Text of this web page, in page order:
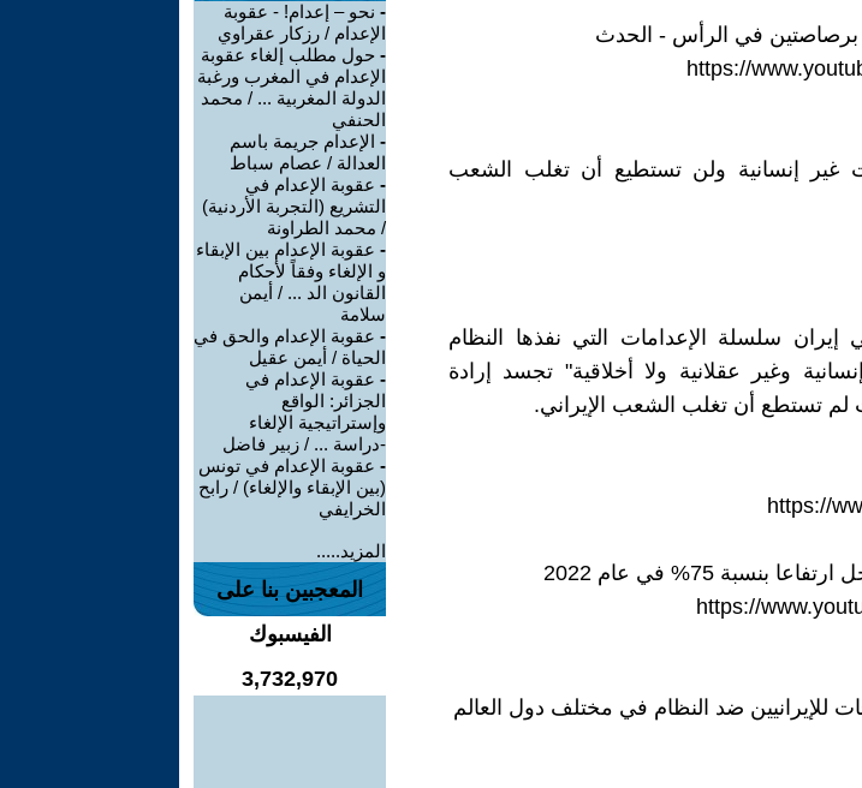
برصاصتين في الرأس - الحدث
https://
غير إنسانية ولن تستطيع أن تغلب الشعب
إيران سلسلة الإعدامات التي نفذها النظام
وغير عقلانية ولا أخلاقية" تجسد إرادة
لم تستطع أن تغلب الشعب الإيراني.
https://
75% في عام 2022
https://
- نحو – إعدام! - عقوبة
الإعدام / رزكار عقراوي
- حول مطلب إلغاء عقوبة
الإعدام في المغرب ورغبة
الدولة المغربية ... / محمد
الحنفي
- الإعدام جريمة باسم
العدالة / عصام سباط
- عقوبة الإعدام في
التشريع (التجربة الأردنية)
/ محمد الطراونة
- عقوبة الإعدام بين الإبقاء
و الإلغاء وفقاً لأحكام
القانون الد ... / أيمن
سلامة
- عقوبة الإعدام والحق في
الحياة / أيمن عقيل
- عقوبة الإعدام في
الجزائر: الواقع
وإستراتيجية الإلغاء
-دراسة ... / زبير فاضل
- عقوبة الإعدام في تونس
(بين الإبقاء والإلغاء) / رابح
الخرايفي
المزيد.....
المعجبين بنا على
الفيسبوك
3,732,970